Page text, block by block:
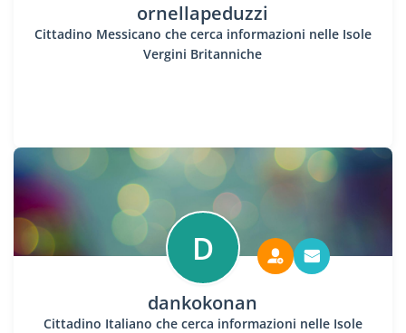
ornellapeduzzi
Cittadino Messicano che cerca informazioni nelle Isole
Vergini Britanniche
D
dankokonan
Cittadino Italiano che cerca informazioni nelle Isole